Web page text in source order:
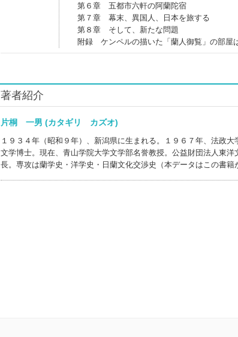
第６章 五都市六軒の阿蘭陀宿
第７章 幕末、異国人、日本を旅する
第８章 そして、新たな問題
附録 ケンペルの描いた「蘭人御覧」の部屋
著者紹介
片桐 一男 (カタギリ カズオ)
１９３４年（昭和９年）、新潟県に生まれる。１９６７年、法政
文学博士。現在、青山学院大学文学部名誉教授。公益財団法人東
長。専攻は蘭学史・洋学史・日蘭文化交渉史（本データはこの書籍